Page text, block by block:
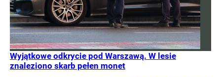
Wyjątkowe odkrycie pod Warszawą. W lesie
znaleziono skarb pełen monet